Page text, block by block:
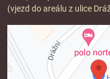
(vjezd do areálu z ulice